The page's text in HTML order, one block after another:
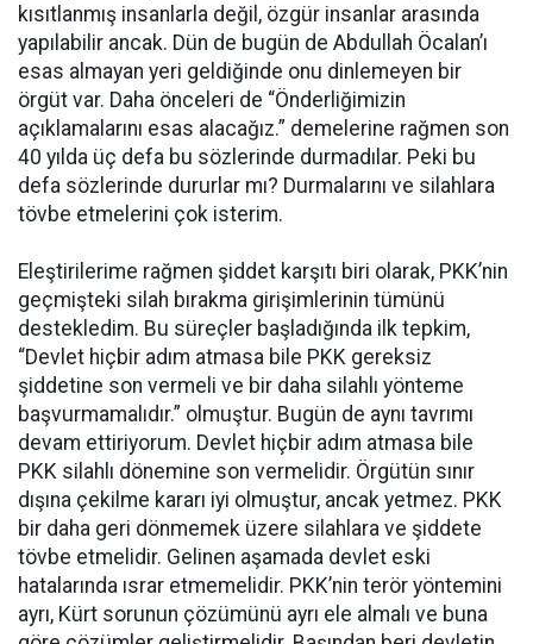
kısıtlanmış insanlarla değil, özgür insanlar arasında
yapılabilir ancak. Dün de bugün de Abdullah Öcalan’ı
esas almayan yeri geldiğinde onu dinlemeyen bir
örgüt var. Daha önceleri de “Önderliğimizin
açıklamalarını esas alacağız.” demelerine rağmen son
40 yılda üç defa bu sözlerinde durmadılar. Peki bu
defa sözlerinde dururlar mı? Durmalarını ve silahlara
tövbe etmelerini çok isterim.
Eleştirilerime rağmen şiddet karşıtı biri olarak, PKK’nin
geçmişteki silah bırakma girişimlerinin tümünü
destekledim. Bu süreçler başladığında ilk tepkim,
“Devlet hiçbir adım atmasa bile PKK gereksiz
şiddetine son vermeli ve bir daha silahlı yönteme
başvurmamalıdır.” olmuştur. Bugün de aynı tavrımı
devam ettiriyorum. Devlet hiçbir adım atmasa bile
PKK silahlı dönemine son vermelidir. Örgütün sınır
dışına çekilme kararı iyi olmuştur, ancak yetmez. PKK
bir daha geri dönmemek üzere silahlara ve şiddete
tövbe etmelidir. Gelinen aşamada devlet eski
hatalarında ısrar etmemelidir. PKK’nin terör yöntemini
ayrı, Kürt sorunun çözümünü ayrı ele almalı ve buna